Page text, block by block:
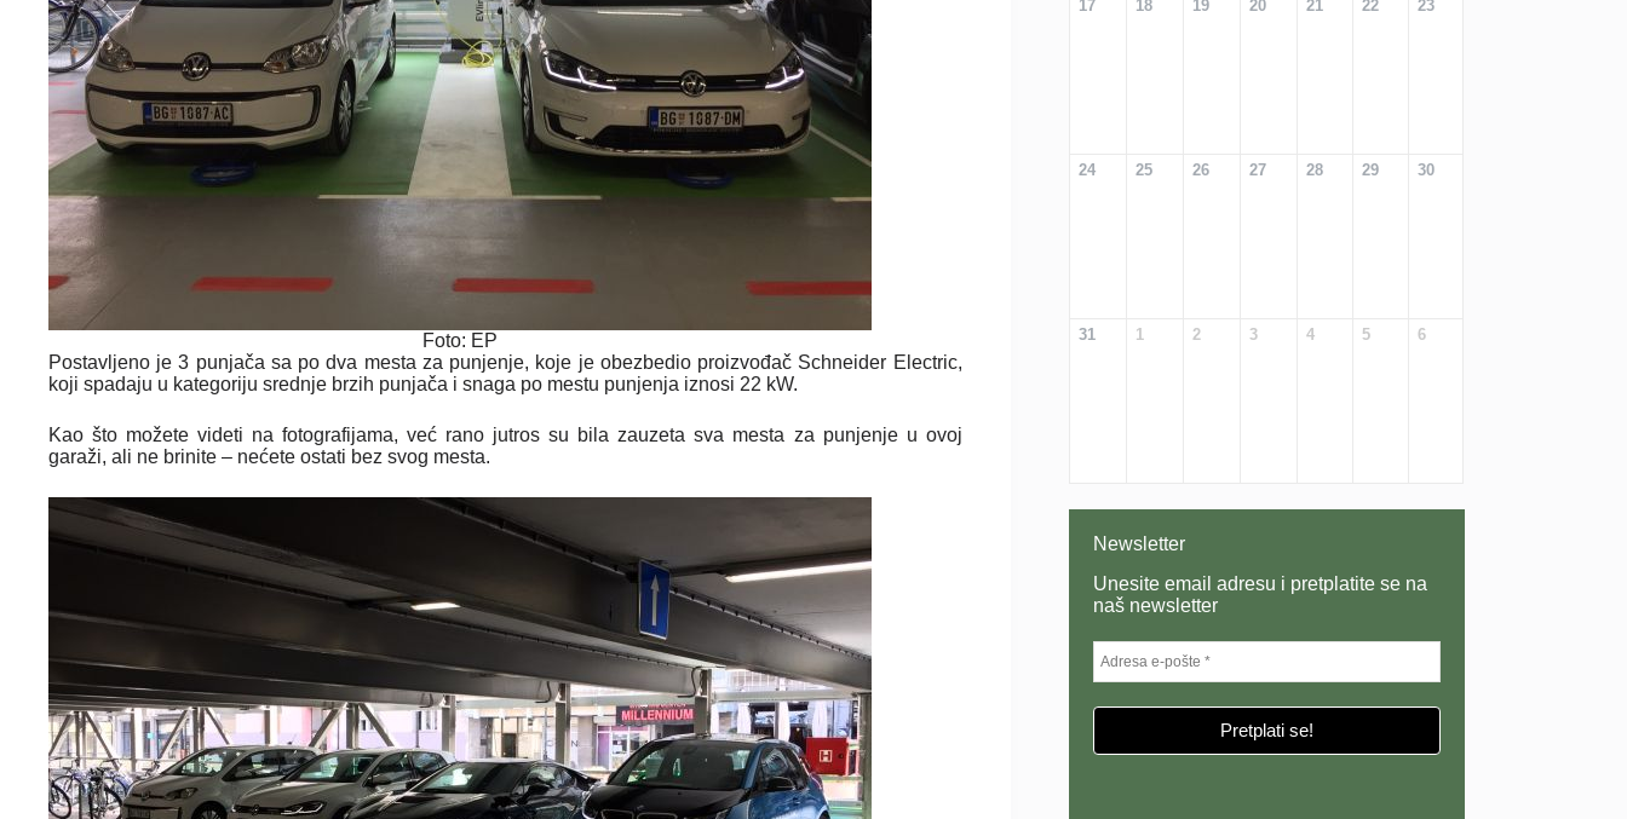
Foto: EP
Postavljeno je 3 punjača sa po dva mesta za punjenje, koje je obezbedio proizvođač Schneider Electric,
koji spadaju u kategoriju srednje brzih punjača i snaga po mestu punjenja iznosi 22 kW.
Kao što možete videti na fotografijama, već rano jutros su bila zauzeta sva mesta za punjenje u ovoj
garaži, ali ne brinite – nećete ostati bez svog mesta.
17 18 19 20 21 22 23
24 25 26 27 28 29 30
31 1 2 3 4 5 6
Newsletter
Unesite email adresu i pretplatite se na
naš newsletter